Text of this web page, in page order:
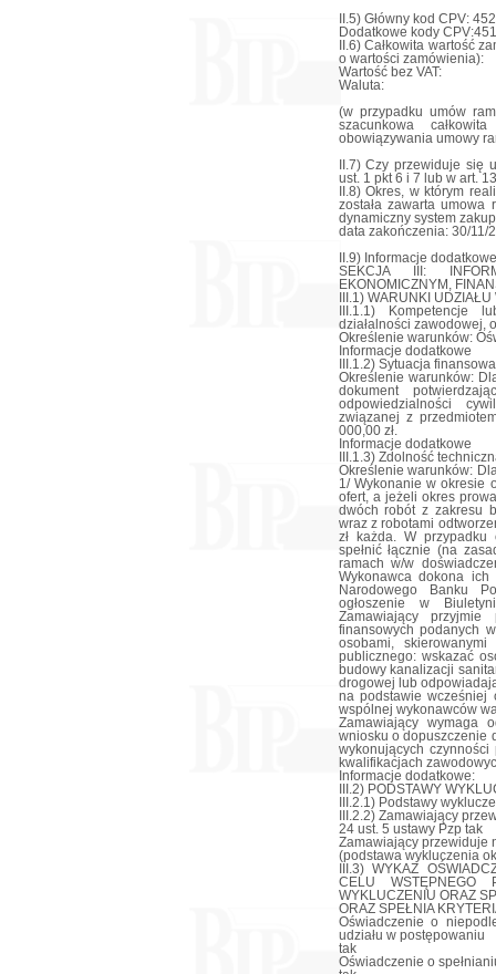
II.5) Główny kod CPV:
Dodatkowe kody
II.6) Całkowita wartość
o wartości zamówienia):
Wartość bez VAT:
Waluta:
(w przypadku umów
szacunkowa
obowiązywania umowy
II.7) Czy przewiduje się
ust. 1 pkt 6 i 7 lub w art.
II.8) Okres, w którym
została zawarta umowa
dynamiczny system
data zakończenia: 30/11/
II.9) Informacje
SEKCJA III:
EKONOMICZNYM,
III.1) WARUNKI
III.1.1) Kompetencje
działalności zawodowej,
Określenie warunków:
Informacje dodatkowe
III.1.2) Sytuacja
Określenie warunków:
dokument
odpowiedzialności
związanej z
000,00 zł.
Informacje dodatkowe
III.1.3) Zdolność
Określenie warunków:
1/ Wykonanie w okresie
ofert, a jeżeli okres
dwóch robót z zakresu
wraz z robotami
zł każda. W przypadku
spełnić łącznie (na
ramach w/w
Wykonawca dokona
Narodowego Banku
ogłoszenie w
Zamawiający
finansowych podanych
osobami,
publicznego: wskazać
budowy kanalizacji
drogowej lub
na podstawie wcześniej
wspólnej wykonawców
Zamawiający wymaga
wniosku o dopuszczenie
wykonujących
kwalifikacjach
Informacje dodatkowe:
III.2) PODSTAWY
III.2.1) Podstawy
III.2.2) Zamawiający
24 ust. 5 ustawy Pzp tak
Zamawiający przewiduje
(podstawa wykluczenia
III.3) WYKAZ
CELU WSTĘPNEGO
WYKLUCZENIU ORAZ
ORAZ SPEŁNIA
Oświadczenie o
udziału w postępowaniu
tak
Oświadczenie o